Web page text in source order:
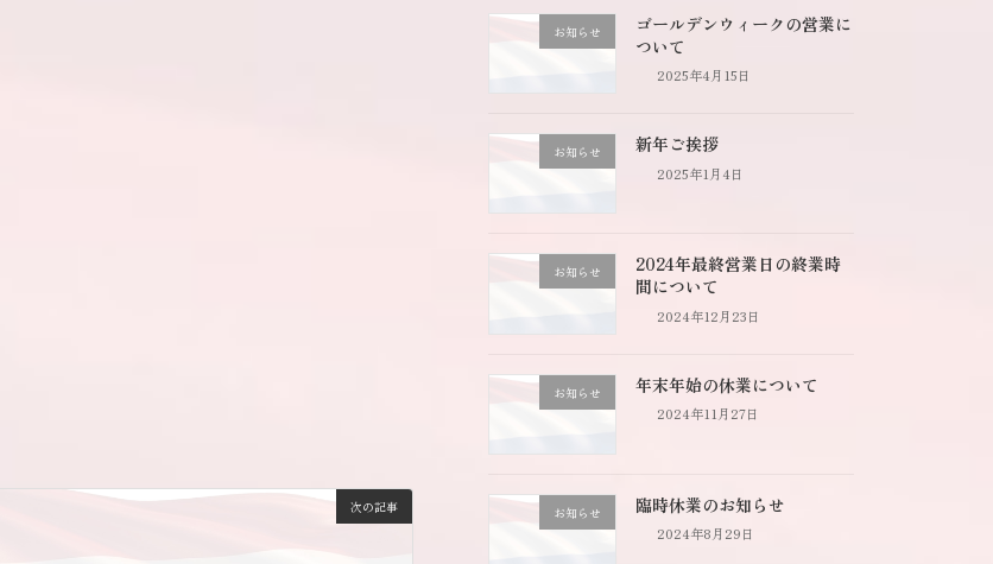
次の記事
お知らせ
ゴールデンウィークの営業に
ついて
2025年4月15日
お知らせ 新年ご挨拶
2025年1月4日
お知らせ
2024年最終営業日の終業時
間について
2024年12月23日
お知らせ 年末年始の休業について
2024年11月27日
お知らせ 臨時休業のお知らせ
2024年8月29日